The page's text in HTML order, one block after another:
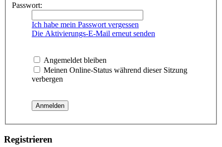
Passwort:
Ich habe mein Passwort vergessen
Die Aktivierungs-E-Mail erneut senden
Angemeldet bleiben
Meinen Online-Status während dieser Sitzung
verbergen
Registrieren